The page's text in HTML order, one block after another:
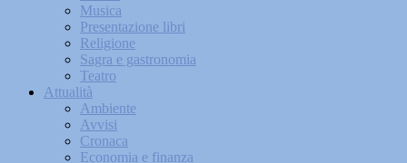
Musica
Presentazione libri
Religione
Sagra e gastronomia
Teatro
Attualità
Ambiente
Avvisi
Cronaca
Economia e finanza